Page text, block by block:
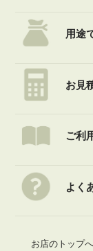
用途
お見
ご利
よく
お店のトップ